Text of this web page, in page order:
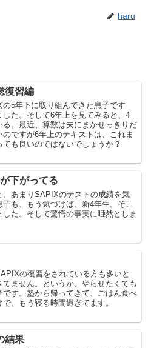
haru
復習編
5年下に取り組んできた息子です
た。そして6年上を見てみると、4
。最近、算数は夫にまかせっきりだ
ですが6年上のテキストは、これま
も良いのではないでしょうか？
下がってる
あまりSAPIXのテストの成績を気
も、もう気づけば、新4年生。そこ
た。そして驚愕の事実に唖然としま
の復習をされている方も多いと
ません。というか、やらせたくても
す。塾から帰ってきて、ごはん食べ
、もう寝る時間過ぎてます。
結果